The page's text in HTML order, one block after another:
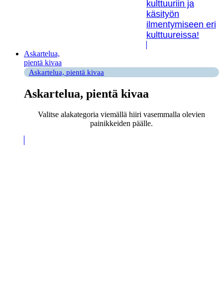
kulttuuriin ja
käsityön
ilmentymiseen eri
kulttuureissa!
Askartelua,
pientä kivaa
Askartelua, pientä kivaa
Askartelua, pientä kivaa
Valitse alakategoria viemällä hiiri vasemmalla olevien
painikkeiden päälle.